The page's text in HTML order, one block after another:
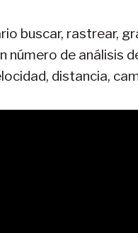
buscar, rastrear,
número de análisis
distancia,